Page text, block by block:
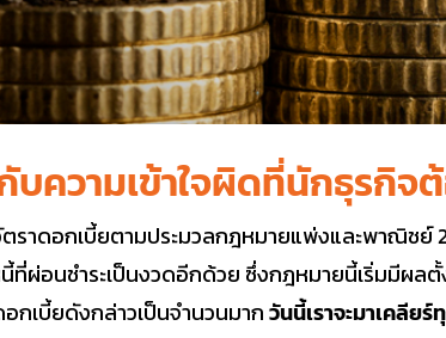
บความเข้าใจผิดที่นักธุรกิจ
าดอกเบี้ยตามประมวลกฎหมายแพ่งและพาณิชย์
ผ่อนชำระเป็นงวดอีกด้วย ซึ่งกฎหมายนี้เริ่มมีผลตั้
กเบี้ยดังกล่าวเป็นจำนวนมากวันนี้เราจะมาเคลีย